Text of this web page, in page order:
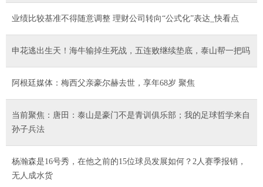
业绩比较基准不得随意调整 理财公司转向“公式化”表达_快看点
申花逃出生天！海牛输掉生死战，五连败继续垫底，泰山帮一把吗
阿根廷媒体：梅西父亲豪尔赫去世，享年68岁 聚焦
当前聚焦：唐田：泰山是豪门不是青训俱乐部；我的足球哲学来自
孙子兵法
杨瀚森是16号秀，在他之前的15位球员发展如何？2人赛季报销，
无人成水货